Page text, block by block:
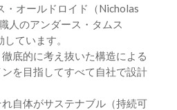
・オールドロイド（Nicholas
人のアンダース・タムス
しています。
底的に考え抜いた構造による
を目指してすべて自社で設計
れ自体がサステナブル（持続可